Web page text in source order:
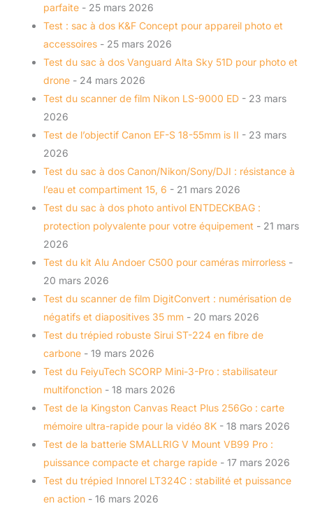
parfaite - 25 mars 2026
Test : sac à dos K&F Concept pour appareil photo et
accessoires - 25 mars 2026
Test du sac à dos Vanguard Alta Sky 51D pour photo et
drone - 24 mars 2026
Test du scanner de film Nikon LS-9000 ED - 23 mars
2026
Test de l’objectif Canon EF-S 18-55mm is II - 23 mars
2026
Test du sac à dos Canon/Nikon/Sony/DJI : résistance à
l’eau et compartiment 15, 6 - 21 mars 2026
Test du sac à dos photo antivol ENTDECKBAG :
protection polyvalente pour votre équipement - 21 mars
2026
Test du kit Alu Andoer C500 pour caméras mirrorless -
20 mars 2026
Test du scanner de film DigitConvert : numérisation de
négatifs et diapositives 35 mm - 20 mars 2026
Test du trépied robuste Sirui ST-224 en fibre de
carbone - 19 mars 2026
Test du FeiyuTech SCORP Mini-3-Pro : stabilisateur
multifonction - 18 mars 2026
Test de la Kingston Canvas React Plus 256Go : carte
mémoire ultra-rapide pour la vidéo 8K - 18 mars 2026
Test de la batterie SMALLRIG V Mount VB99 Pro :
puissance compacte et charge rapide - 17 mars 2026
Test du trépied Innorel LT324C : stabilité et puissance
en action - 16 mars 2026